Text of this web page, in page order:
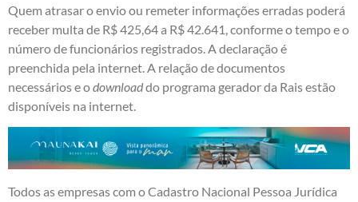
Quem atrasar o envio ou remeter informações erradas poderá
receber multa de R$ 425,64 a R$ 42.641, conforme o tempo e o
número de funcionários registrados. A declaração é
preenchida pela internet. A relação de documentos
necessários e odownloaddo programa gerador da Rais estão
disponíveis na internet.
Todos as empresas com o Cadastro Nacional Pessoa Jurídica